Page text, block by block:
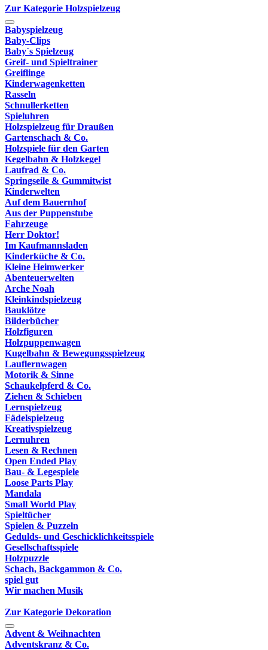
Zur Kategorie Holzspielzeug
Babyspielzeug
Baby-Clips
Baby´s Spielzeug
Greif- und Spieltrainer
Greiflinge
Kinderwagenketten
Rasseln
Schnullerketten
Spieluhren
Holzspielzeug für Draußen
Gartenschach & Co.
Holzspiele für den Garten
Kegelbahn & Holzkegel
Laufrad & Co.
Springseile & Gummitwist
Kinderwelten
Auf dem Bauernhof
Aus der Puppenstube
Fahrzeuge
Herr Doktor!
Im Kaufmannsladen
Kinderküche & Co.
Kleine Heimwerker
Abenteuerwelten
Arche Noah
Kleinkindspielzeug
Bauklötze
Bilderbücher
Holzfiguren
Holzpuppenwagen
Kugelbahn & Bewegungsspielzeug
Lauflernwagen
Motorik & Sinne
Schaukelpferd & Co.
Ziehen & Schieben
Lernspielzeug
Fädelspielzeug
Kreativspielzeug
Lernuhren
Lesen & Rechnen
Open Ended Play
Bau- & Legespiele
Loose Parts Play
Mandala
Small World Play
Spieltücher
Spielen & Puzzeln
Gedulds- und Geschicklichkeitsspiele
Gesellschaftsspiele
Holzpuzzle
Schach, Backgammon & Co.
spiel gut
Wir machen Musik
Zur Kategorie Dekoration
Advent & Weihnachten
Adventskranz & Co.